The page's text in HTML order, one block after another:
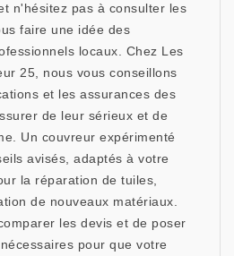
n'hésitez pas à consulter les
faire une idée des
locaux. Chez Les
25, nous vous conseillons
et les assurances des
de leur sérieux et de
Un couvreur expérimenté
avisés, adaptés à votre
la réparation de tuiles,
de nouveaux matériaux.
les devis et de poser
pour que votre